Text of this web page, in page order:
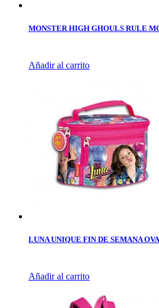
MONSTER HIGH GHOULS RULE
Añadir al carrito
LUNA UNIQUE FIN DE SEMANA
Añadir al carrito